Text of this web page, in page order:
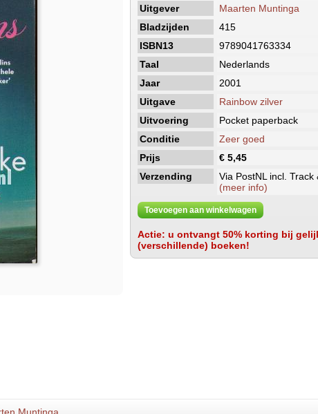
Uitgever
Maarten Muntinga
Bladzijden
415
ISBN13
9789041763334
Taal
Nederlands
Jaar
2001
Uitgave
Rainbow zilver
Uitvoering
Pocket paperback
Conditie
Zeer goed
Prijs
€ 5,45
Verzending
Via PostNL incl. Track
(meer info)
Toevoegen aan winkelwagen
Actie: u ontvangt 50% korting bij
(verschillende) boeken!